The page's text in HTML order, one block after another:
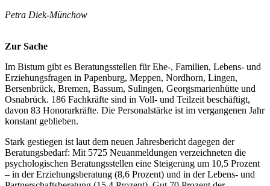
Petra Diek-Münchow
Zur Sache
Im Bistum gibt es Beratungsstellen für Ehe-, Familien, Lebens- und
Erziehungsfragen in Papenburg, Meppen, Nordhorn, Lingen,
Bersenbrück, Bremen, Bassum, Sulingen, Georgsmarienhütte und
Osnabrück. 186 Fachkräfte sind in Voll- und Teilzeit beschäftigt,
davon 83 Honorarkräfte. Die Personalstärke ist im vergangenen Jahr
konstant geblieben.
Stark gestiegen ist laut dem neuen Jahresbericht dagegen der
Beratungsbedarf: Mit 5725 Neuanmeldungen verzeichneten die
psychologischen Beratungsstellen eine Steigerung um 10,5 Prozent
– in der Erziehungsberatung (8,6 Prozent) und in der Lebens- und